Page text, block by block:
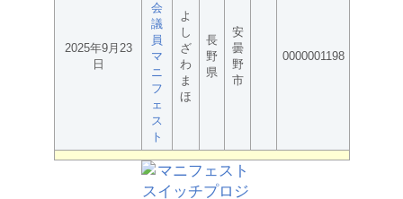
2025年9月23
日
会
議
員
マ
ニ
フ
ェ
ス
ト
よ
し
ざ
わ
ま
ほ
長
野
県
安
曇
野
市
0000001198